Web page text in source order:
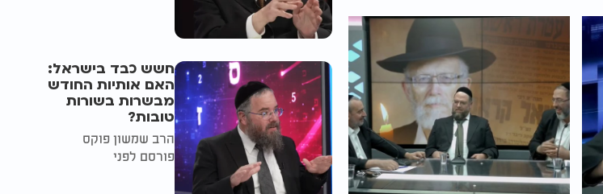
חשש כבד בישראל:
האם אותיות החודש
מבשרות בשורות
טובות?
הרב שמשון פוקס
פורסם לפני